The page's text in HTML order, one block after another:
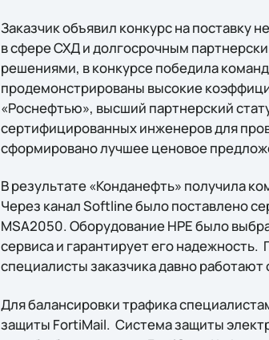
Заказчик объявил конкурс на поставку
в сфере СХД и долгосрочным
решениями, в конкурсе победила
продемонстрированы высокие
«Роснефтью», высший партнерский
сертифицированных инженеров для
сформировано лучшее ценовое
В результате «Конданефть» получила
Через канал Softline было поставлено
MSA2050. Оборудование НРЕ было
сервиса и гарантирует его
специалисты заказчика давно
Для балансировки трафика
защиты FortiMail. Система защиты